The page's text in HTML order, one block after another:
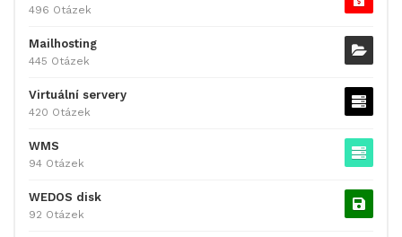
496 Otázek
Mailhosting
445 Otázek
Virtuální servery
420 Otázek
WMS
94 Otázek
WEDOS disk
92 Otázek